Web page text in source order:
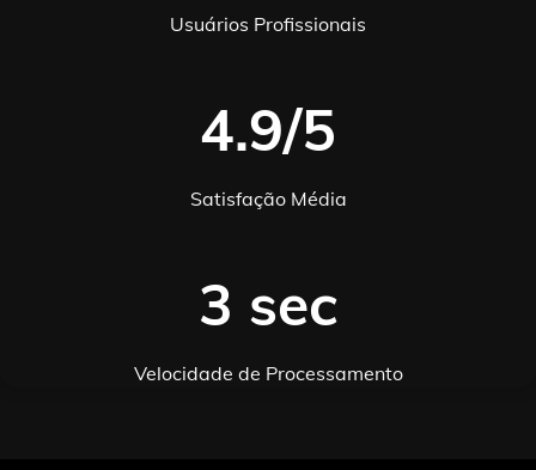
Usuários Profissionais
4.9/5
Satisfação Média
3 sec
Velocidade de Processamento